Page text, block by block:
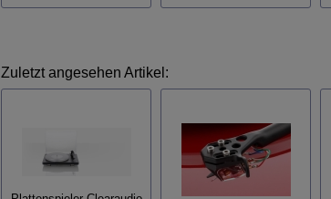
Zuletzt angesehen Artikel: